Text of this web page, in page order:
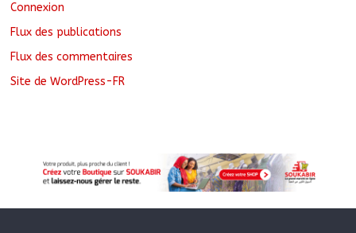
Connexion
Flux des publications
Flux des commentaires
Site de WordPress-FR